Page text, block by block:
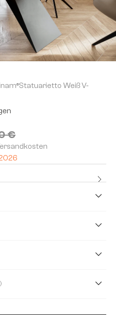
Weiß V-
€
( Schwarz )